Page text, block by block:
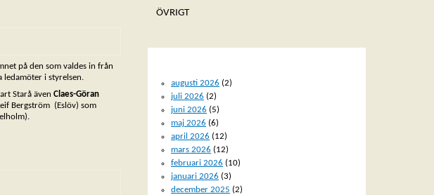
på den som valdes in från
ledamöter i styrelsen.
Starå även Claes-Göran
Bergström (Eslöv) som
ÖVRIGT
augusti 2026 (2)
juli 2026 (2)
juni 2026 (5)
maj 2026 (6)
april 2026 (12)
mars 2026 (12)
februari 2026 (10)
januari 2026 (3)
december 2025 (2)